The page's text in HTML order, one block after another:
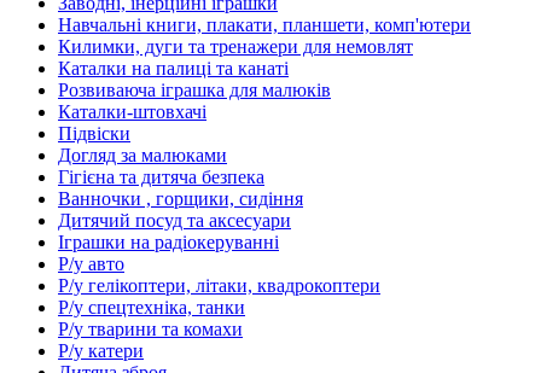
Навчальні книги, плакати, планшети, комп'ютери
Килимки, дуги та тренажери для немовлят
Каталки на палиці та канаті
Розвиваюча іграшка для малюків
Каталки-штовхачі
Підвіски
Догляд за малюками
Гігієна та дитяча безпека
Ванночки , горщики, сидіння
Дитячий посуд та аксесуари
Іграшки на радіокеруванні
Р/у авто
Р/у гелікоптери, літаки, квадрокоптери
Р/у спецтехніка, танки
Р/у тварини та комахи
Р/у катери